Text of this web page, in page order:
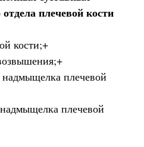
плечевой кости
кости;+
надмыщелка плечевой
плечевой